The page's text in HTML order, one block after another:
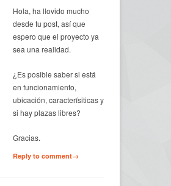
Hola, ha llovido mucho
desde tu post, así que
espero que el proyecto ya
sea una realidad.
¿Es posible saber si está
en funcionamiento,
ubicación, caracterísiticas y
si hay plazas libres?
Gracias.
Reply to comment→